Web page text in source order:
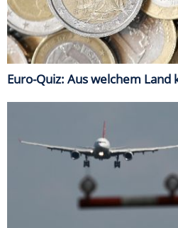
Euro-Quiz: Aus welchem